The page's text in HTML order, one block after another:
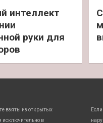
интеллект
руки для
взяты из открытых
исключительно в